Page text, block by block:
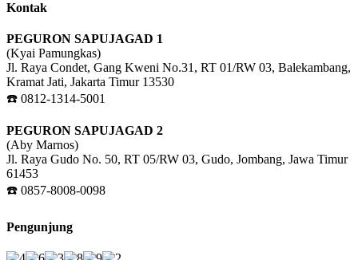
Kontak
PEGURON SAPUJAGAD 1
(Kyai Pamungkas)
Jl. Raya Condet, Gang Kweni No.31, RT 01/RW 03, Balekambang,
Kramat Jati, Jakarta Timur 13530
☎️ 0812-1314-5001
PEGURON SAPUJAGAD 2
(Aby Marnos)
Jl. Raya Gudo No. 50, RT 05/RW 03, Gudo, Jombang, Jawa Timur
61453
☎️ 0857-8008-0098
Pengunjung